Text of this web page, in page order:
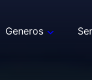
Generos